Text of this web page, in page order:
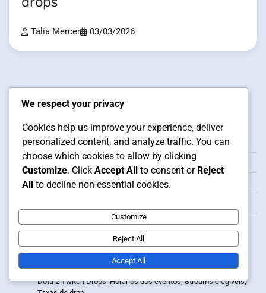
Talia Mercer 03/03/2026
Sobre nós
Política de cookies
Termos e condições
Publicações recentes
Dota 2 Twitch Drops: Horários dos eventos, Streams elegíveis,
We respect your privacy
Cookies help us improve your experience, deliver
personalized content, and analyze traffic. You can
choose which cookies to allow by clicking
Customize. Click Accept All to consent or Reject
All to decline non-essential cookies.
Customize
Reject All
Accept All